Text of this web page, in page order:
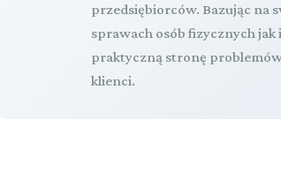
przedsiębiorców. Bazując na
sprawach osób fizycznych
praktyczną stronę
klienci.